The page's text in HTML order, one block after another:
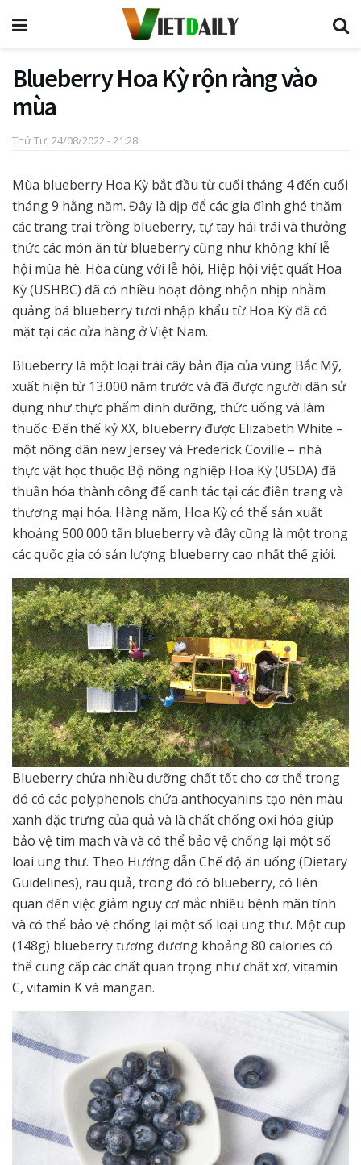
Blueberry Hoa Kỳ rộn ràng vào
mùa
Thứ Tư, 24/08/2022 - 21:28
Mùa blueberry Hoa Kỳ bắt đầu từ cuối tháng 4 đến cuối
tháng 9 hằng năm. Đây là dịp để các gia đình ghé thăm
các trang trại trồng blueberry, tự tay hái trái và thưởng
thức các món ăn từ blueberry cũng như không khí lễ
hội mùa hè. Hòa cùng với lễ hội, Hiệp hội việt quất Hoa
Kỳ (USHBC) đã có nhiều hoạt động nhộn nhịp nhằm
quảng bá blueberry tươi nhập khẩu từ Hoa Kỳ đã có
mặt tại các cửa hàng ở Việt Nam.
Blueberry là một loại trái cây bản địa của vùng Bắc Mỹ,
xuất hiện từ 13.000 năm trước và đã được người dân sử
dụng như thực phẩm dinh dưỡng, thức uống và làm
thuốc. Đến thế kỷ XX, blueberry được Elizabeth White –
một nông dân new Jersey và Frederick Coville – nhà
thực vật học thuộc Bộ nông nghiệp Hoa Kỳ (USDA) đã
thuần hóa thành công để canh tác tại các điền trang và
thương mại hóa. Hàng năm, Hoa Kỳ có thể sản xuất
khoảng 500.000 tấn blueberry và đây cũng là một trong
các quốc gia có sản lượng blueberry cao nhất thế giới.
Blueberry chứa nhiều dưỡng chất tốt cho cơ thể trong
đó có các polyphenols chứa anthocyanins tạo nên màu
xanh đặc trưng của quả và là chất chống oxi hóa giúp
bảo vệ tim mạch và và có thể bảo vệ chống lại một số
loại ung thư. Theo Hướng dẫn Chế độ ăn uống (Dietary
Guidelines), rau quả, trong đó có blueberry, có liên
quan đến việc giảm nguy cơ mắc nhiều bệnh mãn tính
và có thể bảo vệ chống lại một số loại ung thư. Một cup
(148g) blueberry tương đương khoảng 80 calories có
thể cung cấp các chất quan trọng như chất xơ, vitamin
C, vitamin K và mangan.